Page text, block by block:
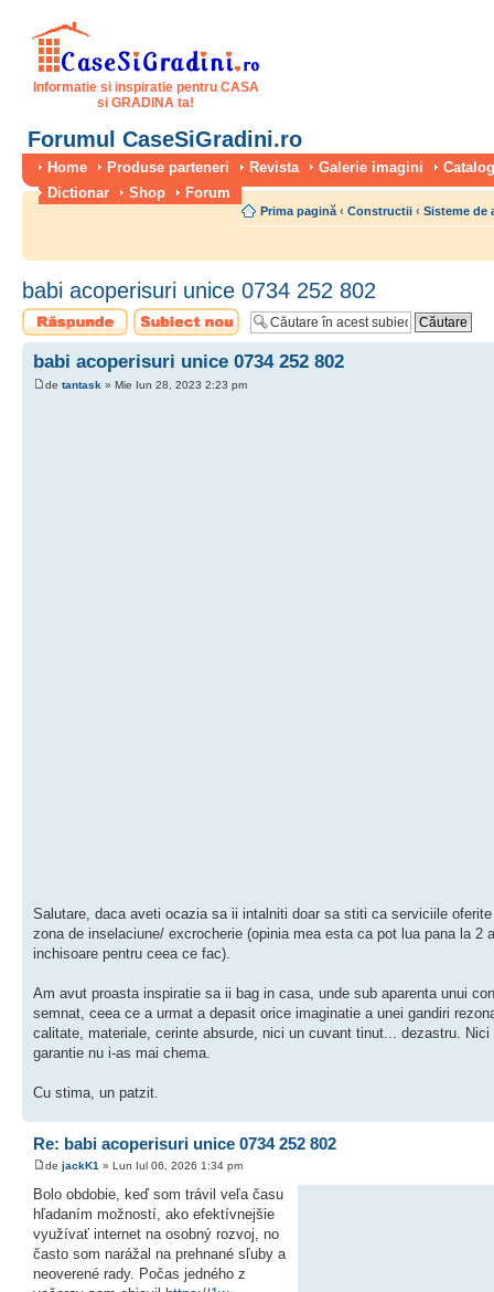
Informatie si inspiratie pentru CASA
si GRADINA ta!
Forumul CaseSiGradini.ro
Home Produse parteneri Revista Galerie imagini
Dictionar
Shop Forum
Prima pagină ‹ Constructii ‹ Sisteme de
babi acoperisuri unice 0734 252 802
Scrie un răspuns
Scrie un subiect
nou
babi acoperisuri unice 0734 252 802
de tantask » Mie Iun 28, 2023 2:23 pm
Salutare, daca aveti ocazia sa ii intalniti doar sa stiti ca serviciile
zona de inselaciune/ excrocherie (opinia mea esta ca pot lua pana la 2
inchisoare pentru ceea ce fac).
Am avut proasta inspiratie sa ii bag in casa, unde sub aparenta unui
semnat, ceea ce a urmat a depasit orice imaginatie a unei gandiri
calitate, materiale, cerinte absurde, nici un cuvant tinut... dezastru. Nici
garantie nu i-as mai chema.
Cu stima, un patzit.
Re: babi acoperisuri unice 0734 252 802
de jackK1 » Lun Iul 06, 2026 1:34 pm
Bolo obdobie, keď som trávil veľa času
hľadaním možností, ako efektívnejšie
využívať internet na osobný rozvoj, no
často som narážal na prehnané sľuby a
neoverené rady. Počas jedného z